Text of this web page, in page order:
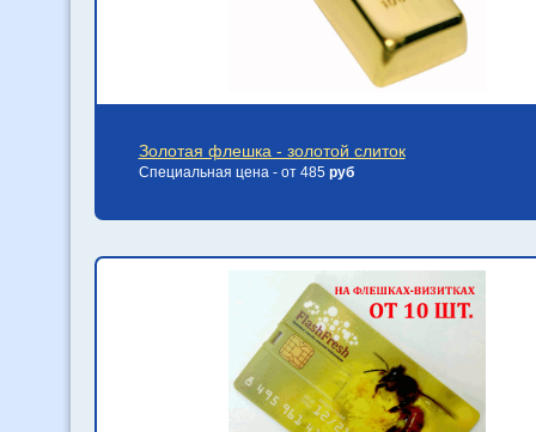
Золотая флешка - золотой слиток
Специальная цена - от 485 руб